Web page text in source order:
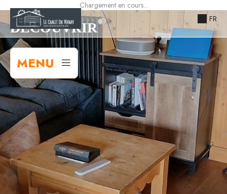
Chargement en cours...
FR
MENU
DÉCOUVRIR